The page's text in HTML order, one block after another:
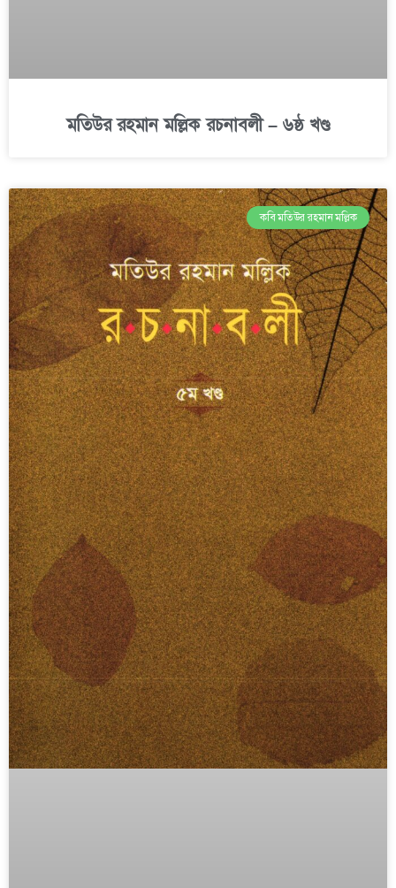
মতিউর রহমান মল্লিক রচনাবলী – ৬ষ্ঠ খণ্ড
কবি মতিউর রহমান মল্লিক